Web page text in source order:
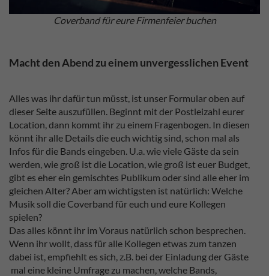
Coverband für eure Firmenfeier buchen
Macht den Abend zu einem unvergesslichen Event
Alles was ihr dafür tun müsst, ist unser Formular oben auf
dieser Seite auszufüllen. Beginnt mit der Postleizahl eurer
Location, dann kommt ihr zu einem Fragenbogen. In diesen
könnt ihr alle Details die euch wichtig sind, schon mal als
Infos für die Bands eingeben. U.a. wie viele Gäste da sein
werden, wie groß ist die Location, wie groß ist euer Budget,
gibt es eher ein gemischtes Publikum oder sind alle eher im
gleichen Alter? Aber am wichtigsten ist natürlich: Welche
Musik soll die Coverband für euch und eure Kollegen
spielen?
Das alles könnt ihr im Voraus natürlich schon besprechen.
Wenn ihr wollt, dass für alle Kollegen etwas zum tanzen
dabei ist, empfiehlt es sich, z.B. bei der Einladung der Gäste
mal eine kleine Umfrage zu machen, welche Bands,